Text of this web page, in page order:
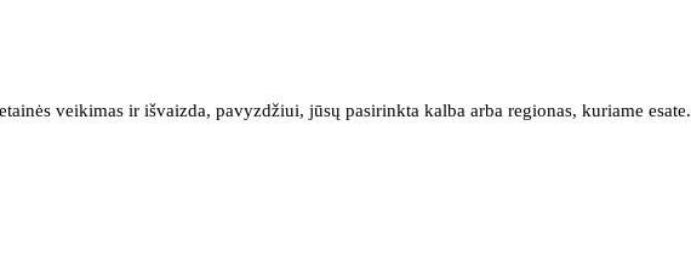
veikimas ir išvaizda, pavyzdžiui, jūsų pasirinkta kalba arba regionas, kuriame esate.